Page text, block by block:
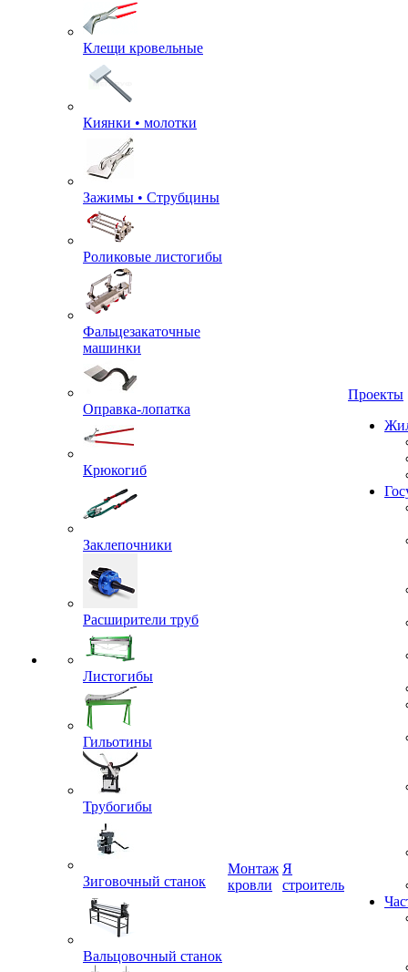
Клещи кровельные
Киянки • молотки
Зажимы • Струбцины
Роликовые листогибы
Фальцезакаточные
машинки
Оправка-лопатка
Крюкогиб
Заклепочники
Расширители труб
Листогибы
Гильотины
Трубогибы
Зиговочный станок
Вальцовочный станок
Монтаж
кровли
Я
строитель
Проекты